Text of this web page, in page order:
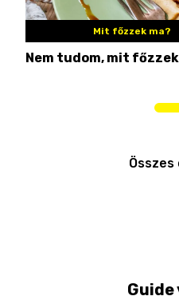
Mit főzzek ma?
Nem tudom, mit
Összes
Guide